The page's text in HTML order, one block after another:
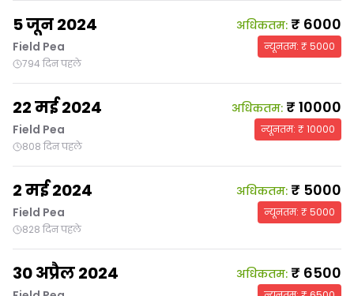
5 जून 2024
Field Pea
794 दिन पहले
अधिकतम: ₹ 6000
न्यूनतम: ₹5000
22 मई 2024
Field Pea
808 दिन पहले
अधिकतम: ₹ 10000
न्यूनतम: ₹10000
2 मई 2024
Field Pea
828 दिन पहले
अधिकतम: ₹ 5000
न्यूनतम: ₹5000
30 अप्रैल 2024 अधिकतम: ₹ 6500